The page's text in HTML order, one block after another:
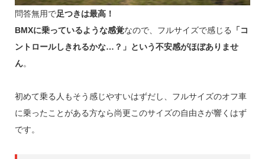
問答無用で足つきは最高！
BMXに乗っているような感覚なので、フルサイズで感じる
「コ
ントロールしきれるかな…？」という不安感がほぼありませ
ん。
初めて乗る人もそう感じやすいはずだし、フルサイズのオフ車
に乗ったことがある方なら尚更このサイズの自由さが響くはず
です。